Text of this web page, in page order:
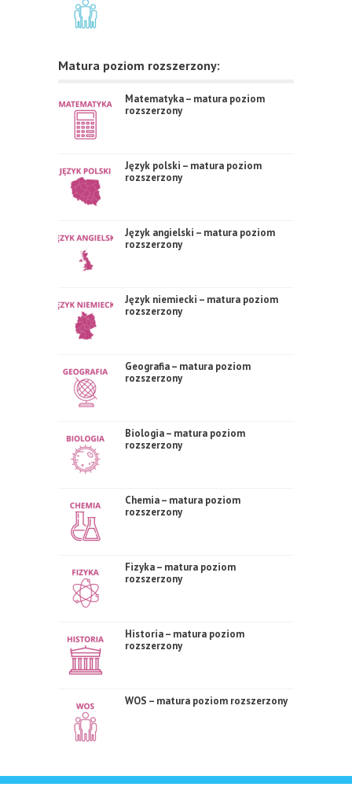
Matura poziom rozszerzony:
Matematyka – matura poziom
rozszerzony
Język polski – matura poziom
rozszerzony
Język angielski – matura poziom
rozszerzony
Język niemiecki – matura poziom
rozszerzony
Geografia – matura poziom
rozszerzony
Biologia – matura poziom
rozszerzony
Chemia – matura poziom
rozszerzony
Fizyka – matura poziom
rozszerzony
Historia – matura poziom
rozszerzony
WOS – matura poziom rozszerzony